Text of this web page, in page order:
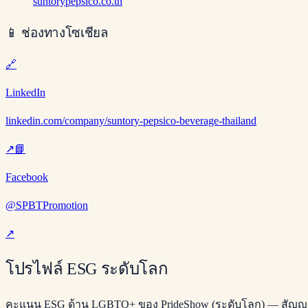
📱 ช่องทางโซเชียล
🔗
LinkedIn
linkedin.com/company/suntory-pepsico-beverage-thailand
↗📘
Facebook
@SPBTPromotion
↗
โปรไฟล์ ESG ระดับโลก
คะแนน ESG ด้าน LGBTQ+ ของ PrideShow (ระดับโลก) — สั